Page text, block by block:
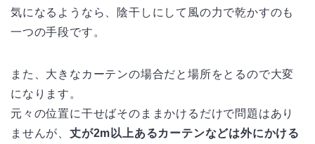
気になるようなら、陰干しにして風の力で乾かすのも
一つの手段です。
また、大きなカーテンの場合だと場所をとるので大変
になります。
元々の位置に干せばそのままかけるだけで問題はあり
ませんが、 丈が2m以上あるカーテンなどは外にかける